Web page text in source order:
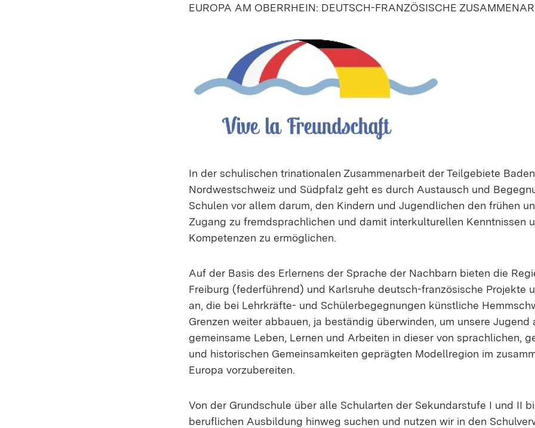
EUROPA AM OBERRHEIN: DEUTSCH-FRANZÖSISCHE
In der schulischen trinationalen Zusammenarbeit der Teilgebiete
Nordwestschweiz und Südpfalz geht es durch Austausch und
Schulen vor allem darum, den Kindern und Jugendlichen den frühen
Zugang zu fremdsprachlichen und damit interkulturellen Kenntnissen
Kompetenzen zu ermöglichen.
Auf der Basis des Erlernens der Sprache der Nachbarn bieten die
Freiburg (federführend) und Karlsruhe deutsch-französische Projekte
an, die bei Lehrkräfte- und Schülerbegegnungen künstliche
Grenzen weiter abbauen, ja beständig überwinden, um unsere Jugend
gemeinsame Leben, Lernen und Arbeiten in dieser von sprachlichen,
und historischen Gemeinsamkeiten geprägten Modellregion im
Europa vorzubereiten.
Von der Grundschule über alle Schularten der Sekundarstufe I und II
beruflichen Ausbildung hinweg suchen und nutzen wir in den